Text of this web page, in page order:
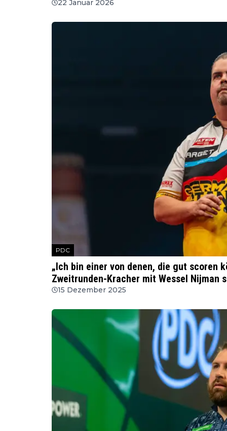
22 Januar 2026
PDC
„Ich bin einer von denen, die gut scoren
Zweitrunden-Kracher mit Wessel Nijman
15 Dezember 2025